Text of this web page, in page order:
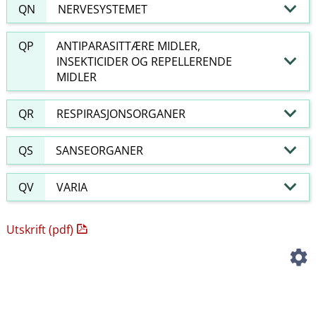
QN NERVESYSTEMET
QP
ANTIPARASITTÆRE MIDLER,
INSEKTICIDER OG REPELLERENDE
MIDLER
QR RESPIRASJONSORGANER
QS SANSEORGANER
QV VARIA
Utskrift (pdf)